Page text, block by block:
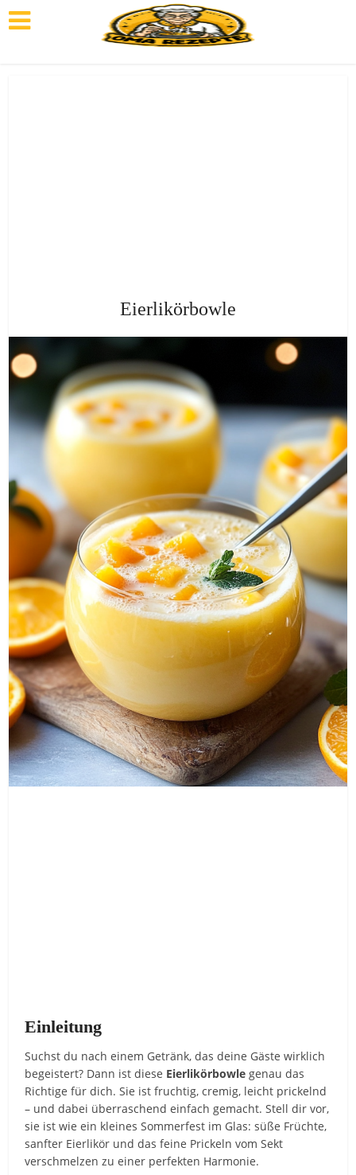
Eierlikörbowle
Einleitung
Suchst du nach einem Getränk, das deine Gäste wirklich
begeistert? Dann ist diese Eierlikörbowle genau das
Richtige für dich. Sie ist fruchtig, cremig, leicht prickelnd
– und dabei überraschend einfach gemacht. Stell dir vor,
sie ist wie ein kleines Sommerfest im Glas: süße Früchte,
sanfter Eierlikör und das feine Prickeln vom Sekt
verschmelzen zu einer perfekten Harmonie.